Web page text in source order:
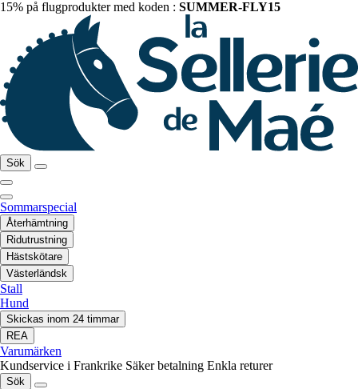
15% på flugprodukter med koden : SUMMER-FLY15
Sök
Sommarspecial
Återhämtning
Ridutrustning
Hästskötare
Västerländsk
Stall
Hund
Skickas inom 24 timmar
REA
Varumärken
Kundservice i Frankrike Säker betalning Enkla returer
Sök